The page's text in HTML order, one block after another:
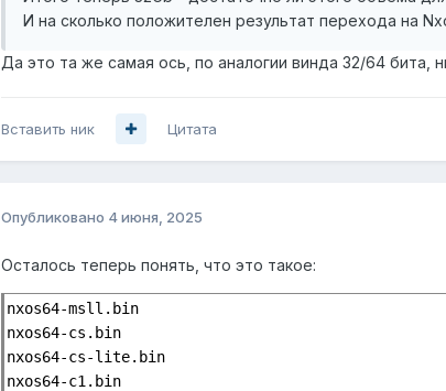
И на сколько положителен результат перехода на
Да это та же самая ось, по аналогии винда 32/64 бита,
Вставить ник Цитата
Опубликовано 4 июня, 2025
Осталось теперь понять, что это такое:
nxos64-msll.bin
nxos64-cs.bin
nxos64-cs-lite.bin
nxos64-c1.bin